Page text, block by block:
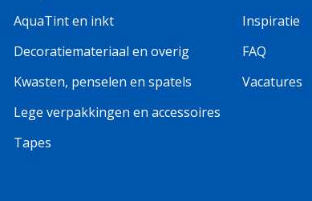
AquaTint en inkt
Decoratiemateriaal en overig
Kwasten, penselen en spatels
Lege verpakkingen en accessoires
Tapes
Inspiratie
FAQ
Vacatures